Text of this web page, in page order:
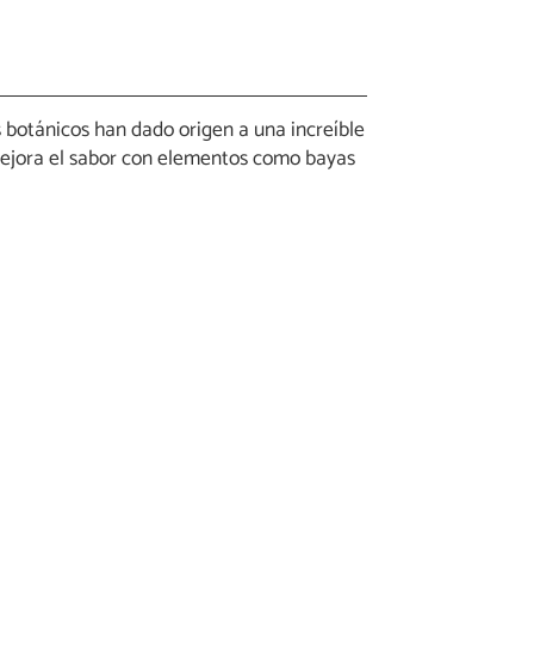
han dado origen a una increíble
el sabor con elementos como bayas